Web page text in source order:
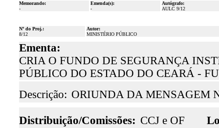
Memorando:
-
Emenda(s):
-
Autógrafo:
AULC 9/12
Nº do Proj.:
8/12
Autor:
MINISTÉRIO PÚBLICO
Ementa:
CRIA O FUNDO DE SEGURANÇA
PÚBLICO DO ESTADO DO CEARÁ -
Descrição: ORIUNDA DA MENSAGEM
Distribuição/Comissões: CCJ e OF